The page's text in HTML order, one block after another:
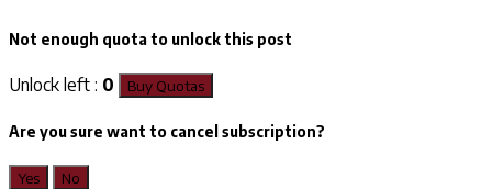
Not enough quota to unlock this post
Unlock left : 0 Buy Quotas
Are you sure want to cancel subscription?
Yes No